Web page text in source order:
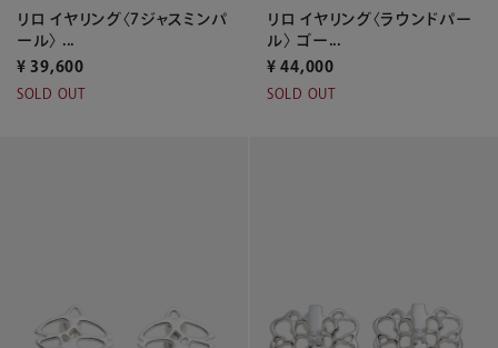
リロ イヤリング〈7ジャスミンパ
ール〉 ...
¥ 39,600
SOLD OUT
リロ イヤリング〈ラウンドパー
ル〉 ゴー...
¥ 44,000
SOLD OUT